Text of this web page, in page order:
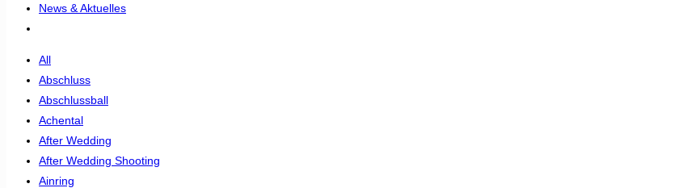
News & Aktuelles
All
Abschluss
Abschlussball
Achental
After Wedding
After Wedding Shooting
Ainring